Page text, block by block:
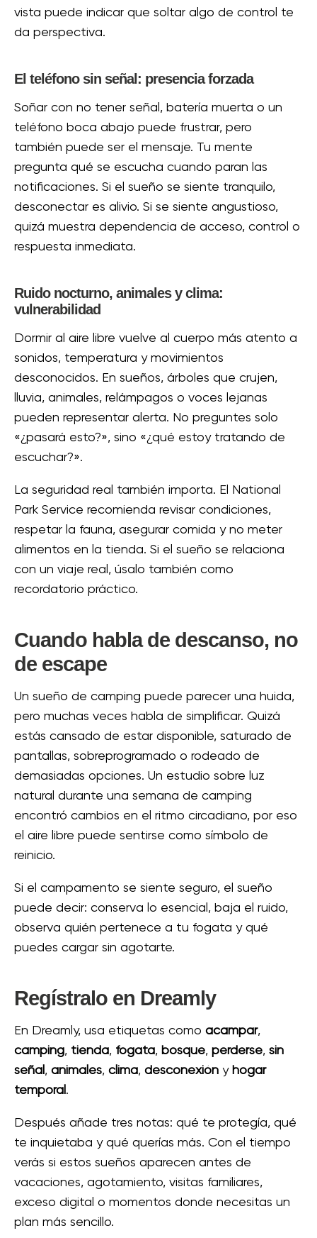
vista puede indicar que soltar algo de control te
da perspectiva.
El teléfono sin señal: presencia forzada
Soñar con no tener señal, batería muerta o un
teléfono boca abajo puede frustrar, pero
también puede ser el mensaje. Tu mente
pregunta qué se escucha cuando paran las
notificaciones. Si el sueño se siente tranquilo,
desconectar es alivio. Si se siente angustioso,
quizá muestra dependencia de acceso, control o
respuesta inmediata.
Ruido nocturno, animales y clima:
vulnerabilidad
Dormir al aire libre vuelve al cuerpo más atento a
sonidos, temperatura y movimientos
desconocidos. En sueños, árboles que crujen,
lluvia, animales, relámpagos o voces lejanas
pueden representar alerta. No preguntes solo
«¿pasará esto?», sino «¿qué estoy tratando de
escuchar?».
La seguridad real también importa. El National
Park Service recomienda revisar condiciones,
respetar la fauna, asegurar comida y no meter
alimentos en la tienda. Si el sueño se relaciona
con un viaje real, úsalo también como
recordatorio práctico.
Cuando habla de descanso, no
de escape
Un sueño de camping puede parecer una huida,
pero muchas veces habla de simplificar. Quizá
estás cansado de estar disponible, saturado de
pantallas, sobreprogramado o rodeado de
demasiadas opciones. Un estudio sobre luz
natural durante una semana de camping
encontró cambios en el ritmo circadiano, por eso
el aire libre puede sentirse como símbolo de
reinicio.
Si el campamento se siente seguro, el sueño
puede decir: conserva lo esencial, baja el ruido,
observa quién pertenece a tu fogata y qué
puedes cargar sin agotarte.
Regístralo en Dreamly
En Dreamly, usa etiquetas como acampar,
camping, tienda, fogata, bosque, perderse, sin
señal , animales, clima, desconexión y hogar
temporal .
Después añade tres notas: qué te protegía, qué
te inquietaba y qué querías más. Con el tiempo
verás si estos sueños aparecen antes de
vacaciones, agotamiento, visitas familiares,
exceso digital o momentos donde necesitas un
plan más sencillo.